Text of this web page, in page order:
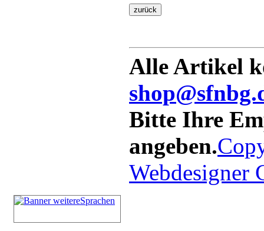
Alle Artikel
Bitte Ihre
angeben.
Webdesigner